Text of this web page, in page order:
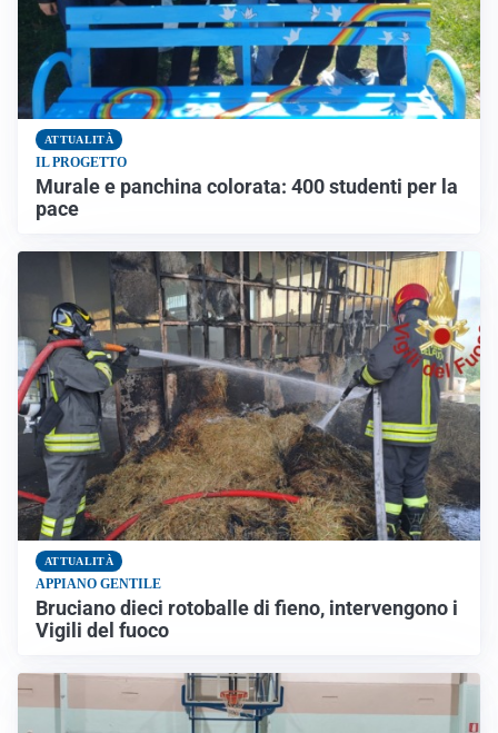
ATTUALITÀ
IL PROGETTO
Murale e panchina colorata: 400 studenti per la
pace
ATTUALITÀ
APPIANO GENTILE
Bruciano dieci rotoballe di fieno, intervengono i
Vigili del fuoco